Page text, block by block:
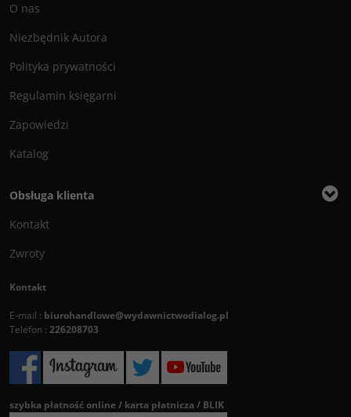
O nas
Niezbędnik Autora
Polityka prywatności
Regulamin księgarni
Zapowiedzi
Katalog
Obsługa klienta
Kontakt
Zwroty
Kontakt
E-mail : biurohandlowe@wydawnictwodialog.pl
Telefon : 226208703
szybka płatność online / karta płatnicza / BLIK